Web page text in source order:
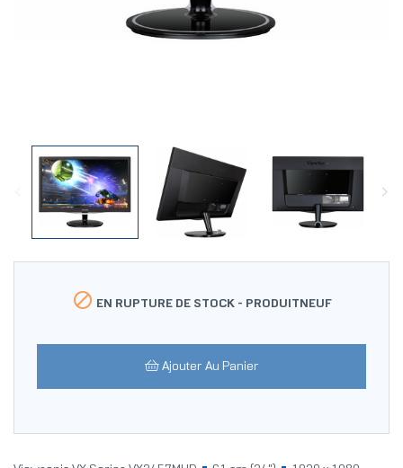
 EN RUPTURE DE STOCK - PRODUITNEUF
Ajouter Au Panier